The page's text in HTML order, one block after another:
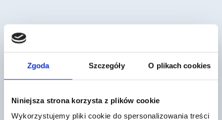
Zgoda Szczegóły O plikach cookies
Niniejsza strona korzysta z plików cookie
Wykorzystujemy pliki cookie do spersonalizowania treści
Mogą cię również zainteresować